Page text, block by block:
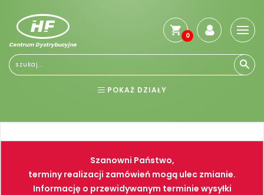
Centrum Dystrybucyjne
0
POKAŻ DZIAŁY
NARZĘDZIA SPAWALNICTWO
FARBY PNEUMATYKA
Szanowni Państwo,
terminy realizacji zamówień mogą ulec zmianie.
Informację o przewidywanym terminie wysyłki